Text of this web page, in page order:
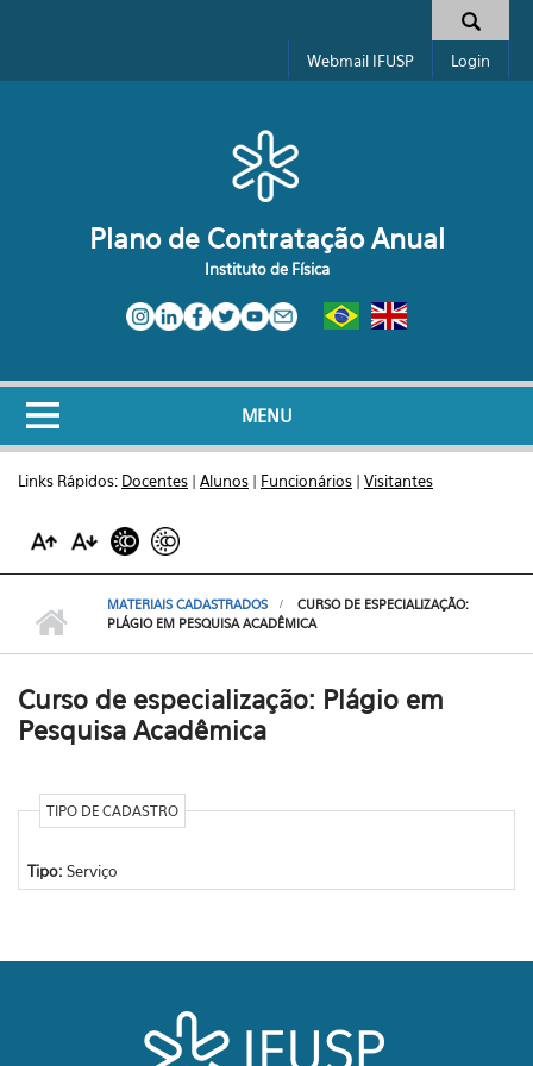
Formulário de busca
Webmail IFUSP Login
Plano de Contratação Anual
Instituto de Física
MENU
Links Rápidos: Docentes | Alunos | Funcionários | Visitantes
MATERIAIS CADASTRADOS
CURSO DE ESPECIALIZAÇÃO:
PLÁGIO EM PESQUISA ACADÊMICA
Curso de especialização: Plágio em
Pesquisa Acadêmica
TIPO DE CADASTRO
Tipo: Serviço